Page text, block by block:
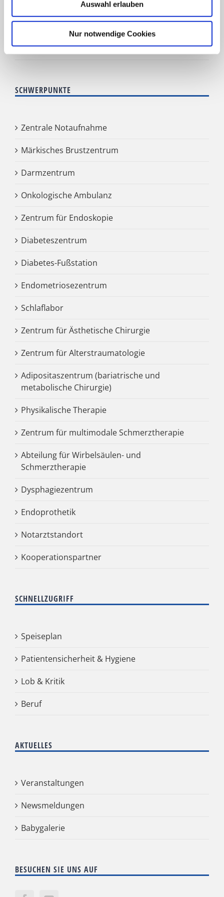
Auswahl erlauben
Nur notwendige Cookies
Klinik für Geriatrie
HNO Belegabteilung
Pflegedienst
SCHWERPUNKTE
Zentrale Notaufnahme
Märkisches Brustzentrum
Darmzentrum
Onkologische Ambulanz
Zentrum für Endoskopie
Diabeteszentrum
Diabetes-Fußstation
Endometriosezentrum
Schlaflabor
Zentrum für Ästhetische Chirurgie
Zentrum für Alterstraumatologie
Adipositaszentrum (bariatrische und
metabolische Chirurgie)
Physikalische Therapie
Zentrum für multimodale Schmerztherapie
Abteilung für Wirbelsäulen- und
Schmerztherapie
Dysphagiezentrum
Endoprothetik
Notarztstandort
Kooperationspartner
SCHNELLZUGRIFF
Speiseplan
Patientensicherheit & Hygiene
Lob & Kritik
Beruf
AKTUELLES
Veranstaltungen
Newsmeldungen
Babygalerie
BESUCHEN SIE UNS AUF